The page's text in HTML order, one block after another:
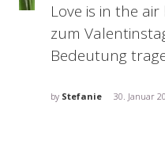
Love is in the
zum
Bedeutung
by Stefanie 30. Januar